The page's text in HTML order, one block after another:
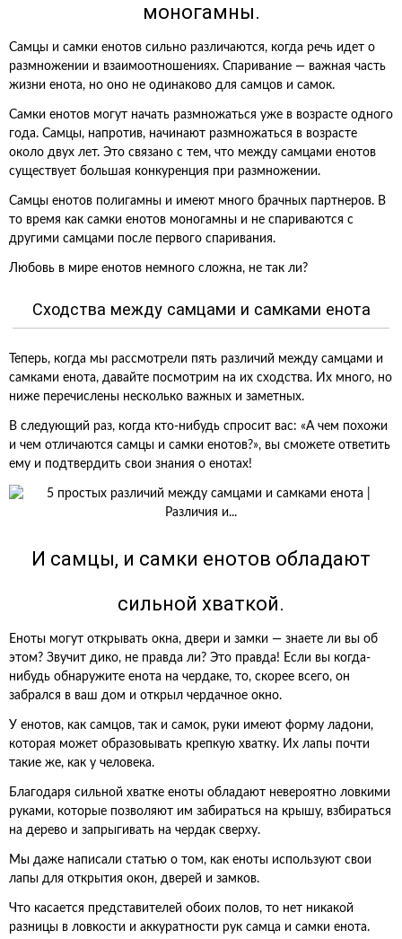
моногамны.
Самцы и самки енотов сильно различаются, когда речь идет о
размножении и взаимоотношениях. Спаривание — важная часть
жизни енота, но оно не одинаково для самцов и самок.
Самки енотов могут начать размножаться уже в возрасте одного
года. Самцы, напротив, начинают размножаться в возрасте
около двух лет. Это связано с тем, что между самцами енотов
существует большая конкуренция при размножении.
Самцы енотов полигамны и имеют много брачных партнеров. В
то время как самки енотов моногамны и не спариваются с
другими самцами после первого спаривания.
Любовь в мире енотов немного сложна, не так ли?
Сходства между самцами и самками енота
Теперь, когда мы рассмотрели пять различий между самцами и
самками енота, давайте посмотрим на их сходства. Их много, но
ниже перечислены несколько важных и заметных.
В следующий раз, когда кто-нибудь спросит вас: «А чем похожи
и чем отличаются самцы и самки енотов?», вы сможете ответить
ему и подтвердить свои знания о енотах!
И самцы, и самки енотов обладают
сильной хваткой.
Еноты могут открывать окна, двери и замки — знаете ли вы об
этом? Звучит дико, не правда ли? Это правда! Если вы когда-
нибудь обнаружите енота на чердаке, то, скорее всего, он
забрался в ваш дом и открыл чердачное окно.
У енотов, как самцов, так и самок, руки имеют форму ладони,
которая может образовывать крепкую хватку. Их лапы почти
такие же, как у человека.
Благодаря сильной хватке еноты обладают невероятно ловкими
руками, которые позволяют им забираться на крышу, взбираться
на дерево и запрыгивать на чердак сверху.
Мы даже написали статью о том, как еноты используют свои
лапы для открытия окон, дверей и замков.
Что касается представителей обоих полов, то нет никакой
разницы в ловкости и аккуратности рук самца и самки енота.